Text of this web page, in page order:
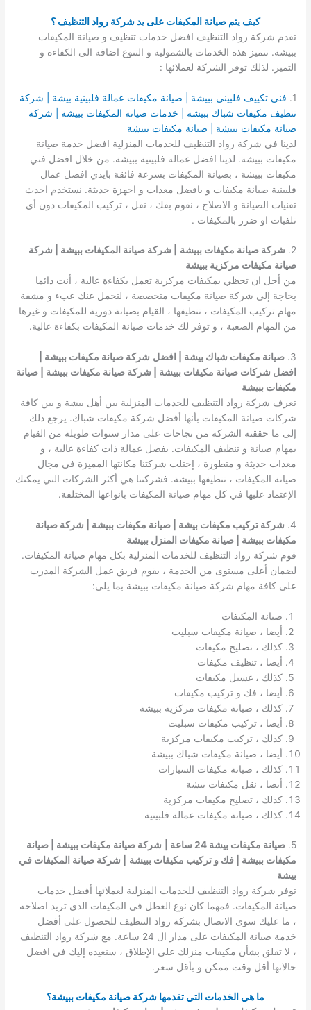
كيف يتم صيانة المكيفات على يد شركة رواد التنظيف ؟
تقدم شركة رواد التنظيف افضل خدمات تنظيف و صيانة المكيفات
ببيشة. تتميز هذه الخدمات بالشمولية و التنوع اضافة الى الكفاءة و
التميز. لذلك توفر الشركة لعملائها :
1.
فني تكييف فلبيني ببيشة | صيانة مكيفات عمالة فلبينية بيشة | شركة
تنظيف مكيفات شباك ببيشة | خدمات صيانة المكيفات ببيشة | شركة
صيانة مكيفات ببيشة | صيانة مكيفات ببيشة
لدينا في شركة رواد التنظيف للخدمات المنزلية افضل خدمة صيانة
مكيفات ببيشة. لدينا افضل عمالة فلبينية ببيشة. من خلال افضل فني
مكيفات ببيشة ، بصيانة المكيفات بسرعة فائقة بايدي افضل عمال
فلبينية صيانة مكيفات و بافضل معدات و اجهزة حديثة. نستخدم احدث
تقنيات الصيانة و الاصلاح ، نقوم بفك ، نقل ، تركيب المكيفات دون أي
تلفيات او ضرر بالمكيفات .
2. شركة صيانة مكيفات ببيشة
| شركة صيانة المكيفات ببيشة | شركة
صيانة مكيفات مركزية ببيشة
من أجل ان تحظي بمكيفات مركزية تعمل بكفاءة عالية ، أنت دائما
بحاجة إلى شركة صيانة مكيفات متخصصة ، لتحمل عنك عبء و مشقة
مهام تركيب المكيفات ، تنظيفها ، القيام بصيانة دورية للمكيفات و غيرها
من المهام الصعبة ، و توفر لك خدمات صيانة المكيفات بكفاءة عالية.
3. صيانة مكيفات شباك بيشة | افضل شركة صيانة مكيفات ببيشة |
افضل شركات صيانة مكيفات ببيشة | شركة صيانة مكيفات ببيشة | صيانة
مكيفات ببيشة
تعرف شركة رواد التنظيف للخدمات المنزلية بين أهل بيشة و بين كافة
شركات صيانة المكيفات بأنها أفضل شركة مكيفات شباك. يرجع ذلك
إلى ما حققته الشركة من نجاحات على مدار سنوات طويلة من القيام
بمهام صيانة و تنظيف المكيفات. بفضل عمالة ذات كفاءة عالية ، و
معدات حديثة و متطورة ، إحتلت شركتنا مكانتها المميزة في مجال
صيانة المكيفات ، تنظيفها ببيشة. فشركتنا هي أكثر الشركات التي يمكنك
الإعتماد عليها في كل مهام صيانة المكيفات بانواعها المختلفة.
4. شركة تركيب مكيفات بيشة | صيانة مكيفات ببيشة | شركة صيانة
مكيفات ببيشة | صيانة مكيفات المنزل ببيشة
قوم شركة رواد التنظيف للخدمات المنزلية بكل مهام صيانة المكيفات.
لضمان أعلى مستوى من الخدمة ، يقوم فريق عمل الشركة المدرب
على كافة مهام شركة صيانة مكيفات ببيشة بما يلي:
صيانة المكيفات
أيضا ، صيانة مكيفات سبليت
كذلك ، تصليح مكيفات
أيضا ، تنظيف مكيفات
كذلك ، غسيل مكيفات
أيضا ، فك و تركيب مكيفات
كذلك ، صيانة مكيفات مركزية ببيشة
أيضا ، تركيب مكيفات سبليت
كذلك ، تركيب مكيفات مركزية
أيضا ، صيانة مكيفات شباك ببيشة
كذلك ، صيانة مكيفات السيارات
أيضا ، نقل مكيفات بيشة
كذلك ، تصليح مكيفات مركزية
كذلك ، صيانة مكيفات عمالة فلبينية
5. صيانة مكيفات بيشة 24 ساعة |
شركة صيانة مكيفات ببيشة | صيانة
مكيفات ببيشة | فك و تركيب مكيفات ببيشة
| شركة صيانة المكيفات في
بيشة
توفر شركة رواد التنظيف للخدمات المنزلية لعملائها أفضل خدمات
صيانة المكيفات. فمهما كان نوع العطل في المكيفات الذي تريد اصلاحه
، ما عليك سوى الاتصال بشركة رواد التنظيف للحصول على أفضل
خدمة صيانة المكيفات على مدار ال 24 ساعة. مع شركة رواد التنظيف
، لا تقلق بشأن مكيفات منزلك على الإطلاق ، سنعيده إليك في افضل
حالاتها أقل وقت ممكن و بأقل سعر.
ما هي الخدمات التي تقدمها شركة صيانة مكيفات ببيشة؟